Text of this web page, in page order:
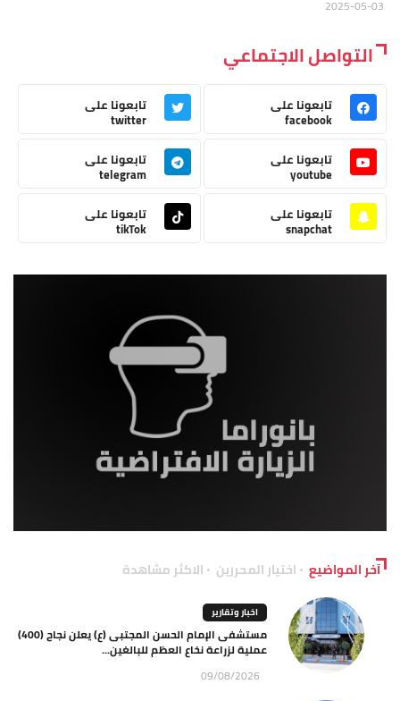
التواصل الاجتماعي
تابعونا على
facebook
تابعونا على
twitter
تابعونا على
youtube
تابعونا على
telegram
تابعونا على
snapchat
تابعونا على
tikTok
آخر المواضيع اختيار المحررين الاكثر مشاهدة
اخبار وتقارير
مستشفى الإمام الحسن المجتبى (ع) يعلن نجاح (400)
عملية لزراعة نخاع العظم للبالغين...
09/08/2026